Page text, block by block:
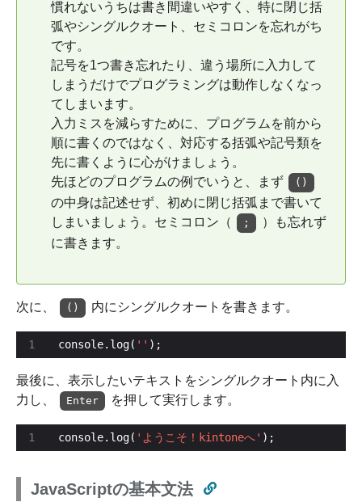
慣れないうちは書き間違いやすく、特に閉じ括
弧やシングルクオート、セミコロンを忘れがち
です。
記号を1つ書き忘れたり、違う場所に入力して
しまうだけでプログラミングは動作しなくなっ
てしまいます。
入力ミスを減らすために、プログラムを前から
順に書くのではなく、対応する括弧や記号類を
先に書くように心がけましょう。
先ほどのプログラムの例でいうと、まず
()
の中身は記述せず、初めに閉じ括弧まで書いて
しまいましょう。セミコロン（
;
）も忘れず
に書きます。
次に、 () 内にシングルクオートを書きます。
console.log( '' );
最後に、表示したいテキストをシングルクオート内に入
力し、
Enter を押して実行します。
console.log( 'ようこそ！kintoneへ' );
JavaScriptの基本文法